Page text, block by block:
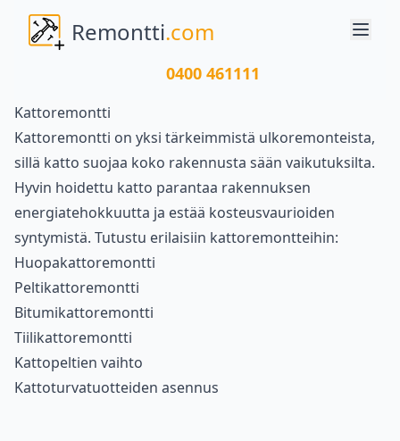
Remontti.com
0400 461111
Kattoremontti
Kattoremontti on yksi tärkeimmistä ulkoremonteista,
sillä katto suojaa koko rakennusta sään vaikutuksilta.
Hyvin hoidettu katto parantaa rakennuksen
energiatehokkuutta ja estää kosteusvaurioiden
syntymistä. Tutustu erilaisiin kattoremontteihin:
Huopakattoremontti
Peltikattoremontti
Bitumikattoremontti
Tiilikattoremontti
Kattopeltien vaihto
Kattoturvatuotteiden asennus